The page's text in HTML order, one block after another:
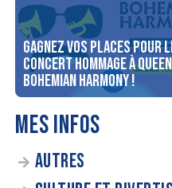
Gagnez vos places pour
concert Hommage à
Bohemian Harmony !
MES INFOS
AUTRES